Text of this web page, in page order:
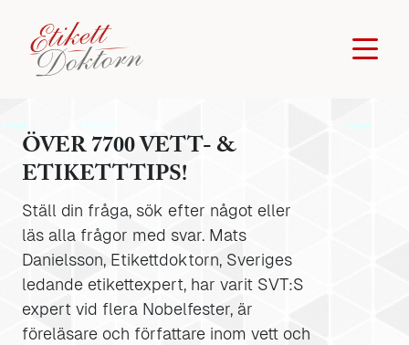
ÖVER 7700 VETT- &
ETIKETTTIPS!
Ställ din fråga, sök efter något eller
läs alla frågor med svar. Mats
Danielsson, Etikettdoktorn, Sveriges
ledande etikettexpert, har varit SVT:S
expert vid flera Nobelfester, är
föreläsare och författare inom vett och